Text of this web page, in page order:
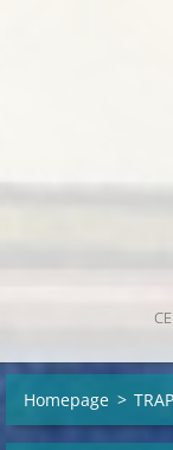
Homepage >